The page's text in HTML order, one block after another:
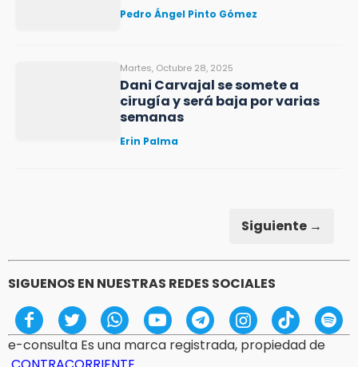
Pedro Ángel Pinto Gómez
Martes, Octubre 28, 2025
Dani Carvajal se somete a
cirugía y será baja por varias
semanas
Erin Palma
Siguiente →
SIGUENOS EN NUESTRAS REDES SOCIALES
e-consulta Es una marca registrada, propiedad de